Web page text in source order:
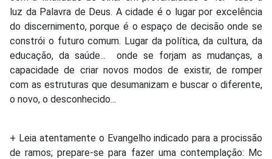
luz da Palavra de Deus. A cidade é o lugar por excelência
do discernimento, porque é o espaço de decisão onde se
constrói o futuro comum. Lugar da política, da cultura, da
educação, da saúde... onde se forjam as mudanças, a
capacidade de criar novos modos de existir, de romper
com as estruturas que desumanizam e buscar o diferente,
o novo, o desconhecido...
+ Leia atentamente o Evangelho indicado para a procissão
de ramos; prepare-se para fazer uma contemplação: Mc